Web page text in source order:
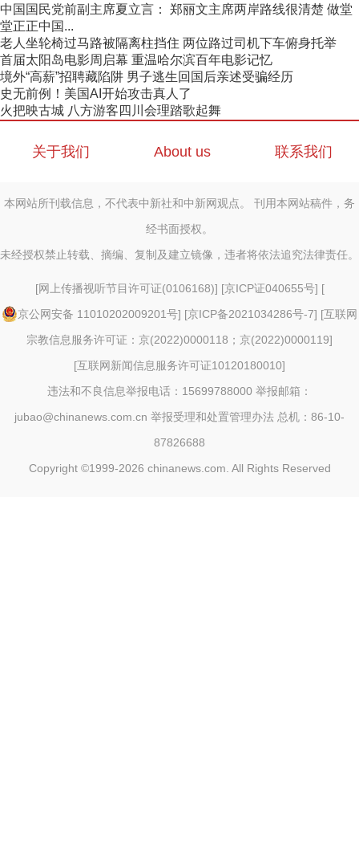
中国国民党前副主席夏立言： 郑丽文主席两岸路线很清楚 做堂
堂正正中国...
老人坐轮椅过马路被隔离柱挡住 两位路过司机下车俯身托举
首届太阳岛电影周启幕 重温哈尔滨百年电影记忆
境外“高薪”招聘藏陷阱 男子逃生回国后亲述受骗经历
史无前例！美国AI开始攻击真人了
火把映古城 八方游客四川会理踏歌起舞
关于我们 About us 联系我们
本网站所刊载信息，不代表中新社和中新网观点。 刊用本网站稿件，务
经书面授权。
未经授权禁止转载、摘编、复制及建立镜像，违者将依法追究法律责任。
[网上传播视听节目许可证(0106168)] [京ICP证040655号] [
京公网安备 11010202009201号] [京ICP备2021034286号-7] [互联网
宗教信息服务许可证：京(2022)0000118；京(2022)0000119]
[互联网新闻信息服务许可证10120180010]
违法和不良信息举报电话：15699788000 举报邮箱：
jubao@chinanews.com.cn 举报受理和处置管理办法 总机：86-10-
87826688
Copyright ©1999-2026 chinanews.com. All Rights Reserved